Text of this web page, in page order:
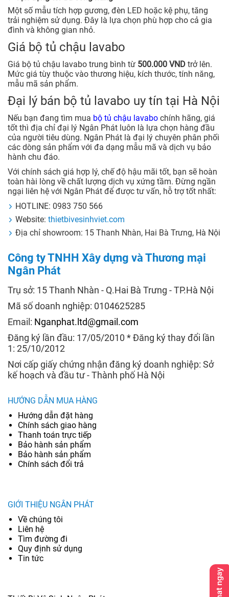
Một số mẫu tích hợp gương, đèn LED hoặc kệ phụ, tăng
trải nghiệm sử dụng. Đây là lựa chọn phù hợp cho cả gia
đình và không gian nhỏ.
Giá bộ tủ chậu lavabo
Giá bộ tủ chậu lavabo trung bình từ 500.000 VND trở lên.
Mức giá tùy thuộc vào thương hiệu, kích thước, tính năng,
mẫu mã sản phẩm.
Đại lý bán bộ tủ lavabo uy tín tại Hà Nội
Nếu bạn đang tìm mua bộ tủ chậu lavabo chính hãng, giá
tốt thì địa chỉ đại lý Ngân Phát luôn là lựa chọn hàng đầu
của người tiêu dùng. Ngân Phát là đại lý chuyên phân phối
các dòng sản phẩm với đa dạng mẫu mã và dịch vụ bảo
hành chu đáo.
Với chính sách giá hợp lý, chế độ hậu mãi tốt, bạn sẽ hoàn
toàn hài lòng về chất lượng dịch vụ xứng tầm. Đừng ngần
ngại liên hệ với Ngân Phát để được tư vấn, hỗ trợ tốt nhất:
HOTLINE: 0983 750 566
Website: thietbivesinhviet.com
Địa chỉ showroom: 15 Thanh Nhàn, Hai Bà Trưng, Hà Nội
Công ty TNHH Xây dựng và Thương mại
Ngân Phát
Trụ sở: 15 Thanh Nhàn - Q.Hai Bà Trưng - TP.Hà Nội
Mã số doanh nghiệp: 0104625285
Email: Nganphat.ltd@gmail.com
Đăng ký lần đầu: 17/05/2010 * Đăng ký thay đổi lần
1: 25/10/2012
Nơi cấp giấy chứng nhận đăng ký doanh nghiệp: Sở
kế hoạch và đầu tư - Thành phố Hà Nội
HƯỚNG DẪN MUA HÀNG
Hướng dẫn đặt hàng
Chính sách giao hàng
Thanh toán trực tiếp
Bảo hành sản phẩm
Bảo hành sản phẩm
Chính sách đổi trả
GIỚI THIỆU NGÂN PHÁT
Về chúng tôi
Liên hệ
Tìm đường đi
Quy định sử dụng
Tin tức